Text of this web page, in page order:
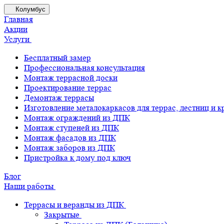
Колумбус
Главная
Акции
Услуги
Бесплатный замер
Профессиональная консультация
Монтаж террасной доски
Проектирование террас
Демонтаж террасы
Изготовление металокаркасов для террас, лестниц и
Монтаж ограждений из ДПК
Монтаж ступеней из ДПК
Монтаж фасадов из ДПК
Монтаж заборов из ДПК
Пристройка к дому под ключ
Блог
Наши работы
Террасы и веранды из ДПК
Закрытые